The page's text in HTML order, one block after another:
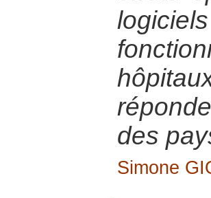
des
Simone